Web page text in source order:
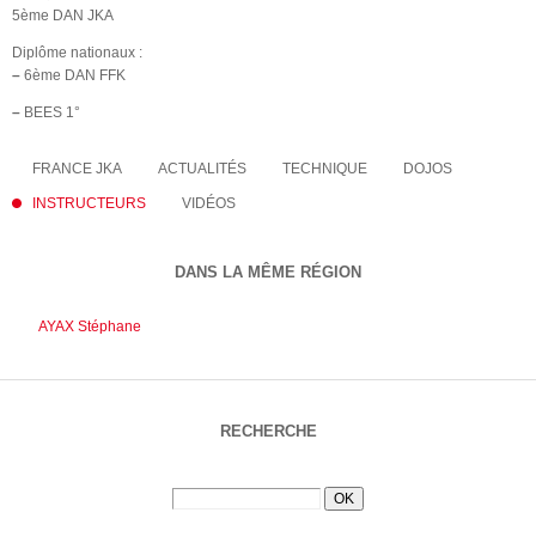
5ème DAN JKA
Diplôme nationaux :
– 6ème DAN FFK
– BEES 1°
FRANCE JKA ACTUALITÉS TECHNIQUE DOJOS
INSTRUCTEURS VIDÉOS
DANS LA MÊME RÉGION
AYAX Stéphane
RECHERCHE